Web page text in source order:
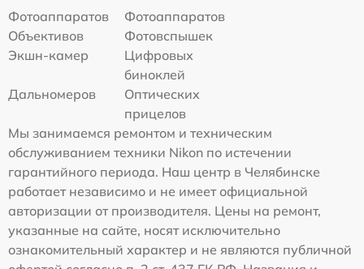
Фотоаппаратов
Фотоаппаратов
Объективов
Фотовспышек
Экшн-камер
Цифровых
биноклей
Дальномеров
Оптических
прицелов
Мы занимаемся ремонтом и техническим
обслуживанием техники Nikon по истечении
гарантийного периода. Наш центр в Челябинске
работает независимо и не имеет официальной
авторизации от производителя. Цены на ремонт,
указанные на сайте, носят исключительно
ознакомительный характер и не являются публичной